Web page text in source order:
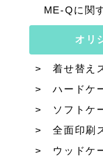
ME-Qに関
オリ
着せ替え
ハードケ
ソフトケ
全面印刷
ウッドケ